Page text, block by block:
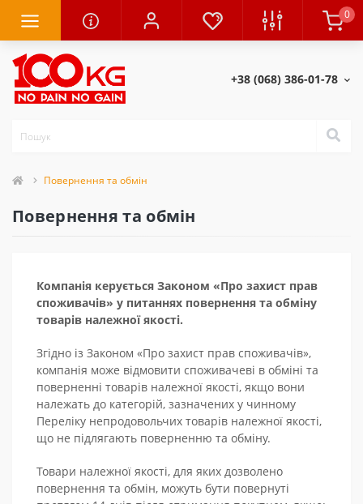
0
+38 (068) 386-01-78
Повернення та обмін
Повернення та обмін
Компанія керується Законом «Про захист прав
споживачів» у питаннях повернення та обміну
товарів належної якості.
Згідно із Законом «Про захист прав споживачів»,
компанія може відмовити споживачеві в обміні та
поверненні товарів належної якості, якщо вони
належать до категорій, зазначених у чинному
Переліку непродовольчих товарів належної якості,
що не підлягають поверненню та обміну.
Товари належної якості, для яких дозволено
повернення та обмін, можуть бути повернуті